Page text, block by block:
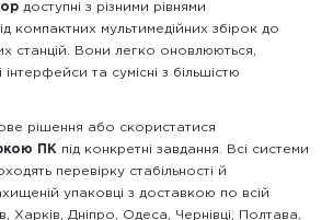
доступні з різними рівнями
компактних мультимедійних збірок до
станцій. Вони легко оновлюються,
інтерфейси та сумісні з більшістю
рішення або скористатися
ПК під конкретні завдання. Всі системи
перевірку стабільності й
упаковці з доставкою по всій
Харків, Дніпро, Одеса, Чернівці, Полтава,